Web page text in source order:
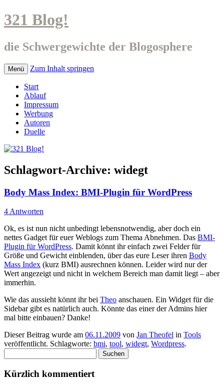
321 Blog!
die Schwergewichte der Blogosphere
Menü Zum Inhalt springen
Start
Ablauf
Impressum
Werbung
Autoren
Duelle
Schlagwort-Archive: widegt
Body Mass Index: BMI-Plugin für WordPress
4 Antworten
Ok, es ist nun nicht unbedingt lebensnotwendig, aber doch ein
nettes Gadget für euer Weblogs zum Thema Abnehmen. Das BMI-
Plugin für WordPress. Damit könnt ihr einfach zwei Felder für
Größe und Gewicht einblenden, über das eure Leser ihren Body
Mass Index (kurz BMI) ausrechnen können. Leider wird nur der
Wert angezeigt und nicht in welchem Bereich man damit liegt – aber
immerhin.
Wie das aussieht könnt ihr bei Theo anschauen. Ein Widget für die
Sidebar gibt es natürlich auch. Könnte das einer der Admins hier
mal bitte einbauen? Danke!
Dieser Beitrag wurde am 06.11.2009 von Jan Theofel in Tools
veröffentlicht. Schlagworte: bmi, tool, widegt, Wordpress.
nach:
Kürzlich kommentiert